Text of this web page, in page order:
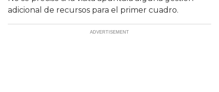
adicional de recursos para el primer cuadro.